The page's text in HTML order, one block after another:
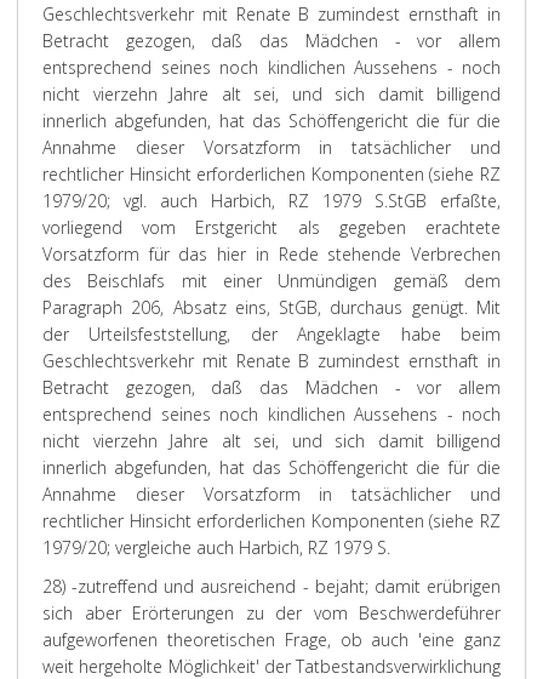
Geschlechtsverkehr mit Renate B zumindest ernsthaft in
Betracht gezogen, daß das Mädchen - vor allem
entsprechend seines noch kindlichen Aussehens - noch
nicht vierzehn Jahre alt sei, und sich damit billigend
innerlich abgefunden, hat das Schöffengericht die für die
Annahme dieser Vorsatzform in tatsächlicher und
rechtlicher Hinsicht erforderlichen Komponenten (siehe RZ
1979/20; vgl. auch Harbich, RZ 1979 S.StGB erfaßte,
vorliegend vom Erstgericht als gegeben erachtete
Vorsatzform für das hier in Rede stehende Verbrechen
des Beischlafs mit einer Unmündigen gemäß dem
Paragraph 206, Absatz eins, StGB, durchaus genügt. Mit
der Urteilsfeststellung, der Angeklagte habe beim
Geschlechtsverkehr mit Renate B zumindest ernsthaft in
Betracht gezogen, daß das Mädchen - vor allem
entsprechend seines noch kindlichen Aussehens - noch
nicht vierzehn Jahre alt sei, und sich damit billigend
innerlich abgefunden, hat das Schöffengericht die für die
Annahme dieser Vorsatzform in tatsächlicher und
rechtlicher Hinsicht erforderlichen Komponenten (siehe RZ
1979/20; vergleiche auch Harbich, RZ 1979 S.
28) -zutreffend und ausreichend - bejaht; damit erübrigen
sich aber Erörterungen zu der vom Beschwerdeführer
aufgeworfenen theoretischen Frage, ob auch 'eine ganz
weit hergeholte Möglichkeit' der Tatbestandsverwirklichung